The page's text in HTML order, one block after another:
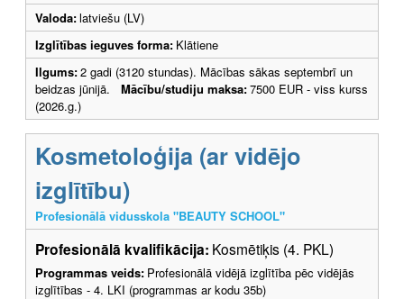
Valoda:latviešu (LV)
Izglītības ieguves forma: Klātiene
Ilgums:2 gadi (3120 stundas). Mācības sākas septembrī un
beidzas jūnijā. Mācību/studiju maksa:7500 EUR - viss kurss
(2026.g.)
Kosmetoloģija (ar vidējo
izglītību)
Profesionālā vidusskola "BEAUTY SCHOOL"
Profesionālā kvalifikācija: Kosmētiķis (4. PKL)
Programmas veids: Profesionālā vidējā izglītība pēc vidējās
izglītības - 4. LKI (programmas ar kodu 35b)